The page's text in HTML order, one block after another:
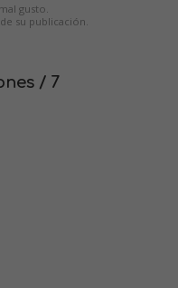
gusto.
su publicación.
/ 7